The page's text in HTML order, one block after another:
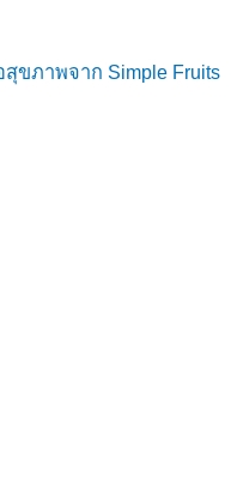
ขภาพจาก Simple Fruits